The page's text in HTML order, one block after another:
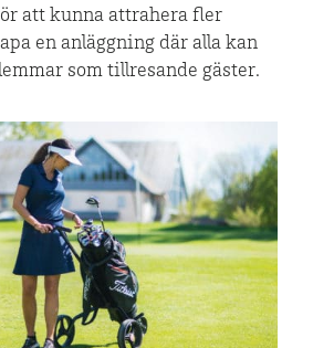
att kunna attrahera fler
en anläggning där alla kan
som tillresande gäster.